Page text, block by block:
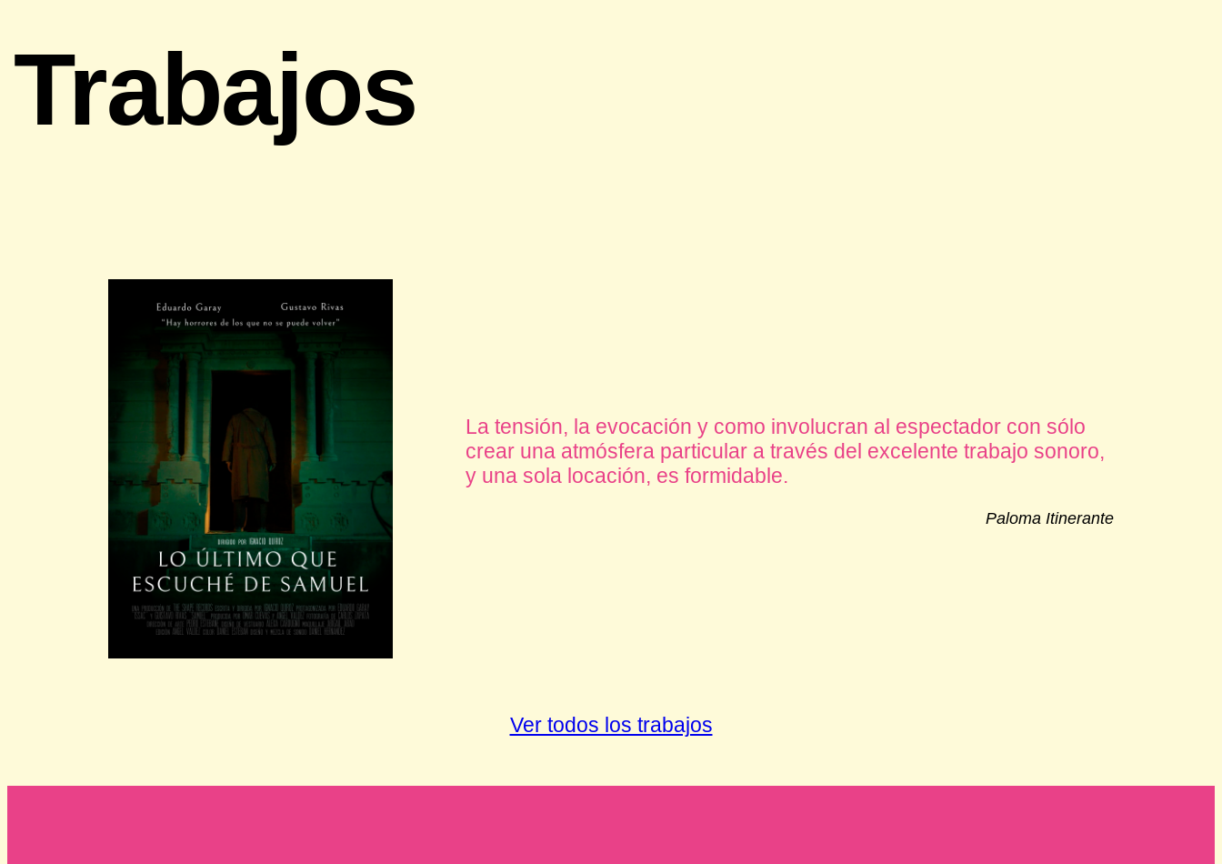
Trabajos
La tensión, la evocación y como involucran al espectador con sólo
crear una atmósfera particular a través del excelente trabajo sonoro,
y una sola locación, es formidable.
Paloma Itinerante
Ver todos los trabajos